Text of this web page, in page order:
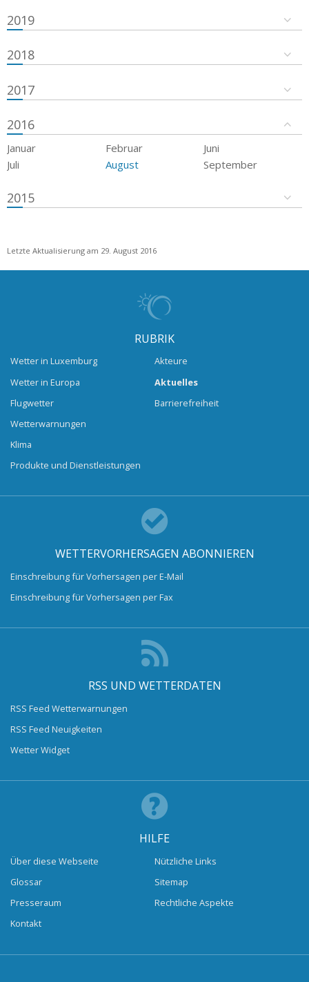
2019
2018
2017
2016
Januar Februar
Juni
Juli
August September
2015
Letzte Aktualisierung am 29. August 2016
RUBRIK
Wetter in Luxemburg
Wetter in Europa
Flugwetter
Wetterwarnungen
Klima
Produkte und Dienstleistungen
Akteure
Aktuelles
Barrierefreiheit
WETTERVORHERSAGEN ABONNIEREN
Einschreibung für Vorhersagen per E-Mail
Einschreibung für Vorhersagen per Fax
RSS UND WETTERDATEN
RSS Feed Wetterwarnungen
RSS Feed Neuigkeiten
Wetter Widget
HILFE
Über diese Webseite
Glossar
Presseraum
Kontakt
Nützliche Links
Sitemap
Rechtliche Aspekte